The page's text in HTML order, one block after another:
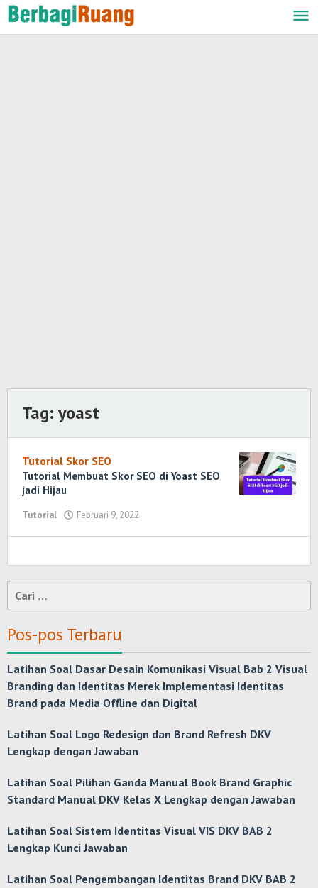
Lewati
ke
Tag: yoast
Tutorial Skor SEO
Tutorial Membuat Skor SEO di Yoast SEO
jadi Hijau
Tutorial Februari 9, 2022
Cari
untuk:
Pos-pos Terbaru
Latihan Soal Dasar Desain Komunikasi Visual Bab 2 Visual
Branding dan Identitas Merek Implementasi Identitas
Brand pada Media Offline dan Digital
Latihan Soal Logo Redesign dan Brand Refresh DKV
Lengkap dengan Jawaban
Latihan Soal Pilihan Ganda Manual Book Brand Graphic
Standard Manual DKV Kelas X Lengkap dengan Jawaban
Latihan Soal Sistem Identitas Visual VIS DKV BAB 2
Lengkap Kunci Jawaban
Latihan Soal Pengembangan Identitas Brand DKV BAB 2